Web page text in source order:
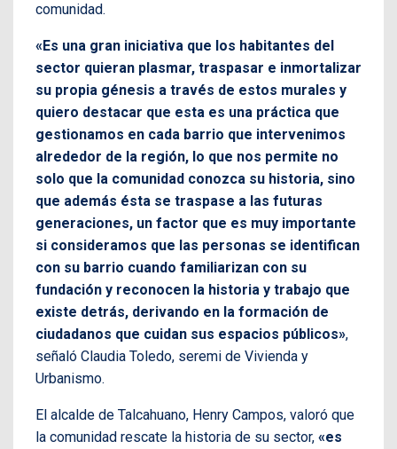
comunidad.
«Es una gran iniciativa que los habitantes del
sector quieran plasmar, traspasar e inmortalizar
su propia génesis a través de estos murales y
quiero destacar que esta es una práctica que
gestionamos en cada barrio que intervenimos
alrededor de la región, lo que nos permite no
solo que la comunidad conozca su historia, sino
que además ésta se traspase a las futuras
generaciones, un factor que es muy importante
si consideramos que las personas se identifican
con su barrio cuando familiarizan con su
fundación y reconocen la historia y trabajo que
existe detrás, derivando en la formación de
ciudadanos que cuidan sus espacios públicos»,
señaló Claudia Toledo, seremi de Vivienda y
Urbanismo.
El alcalde de Talcahuano, Henry Campos, valoró que
la comunidad rescate la historia de su sector, «es